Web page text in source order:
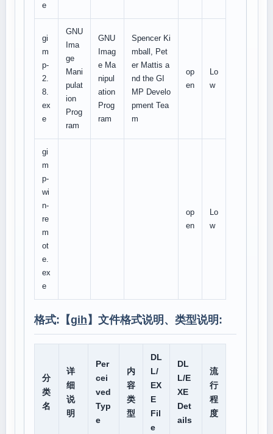
e
gi
m
p-
2.
8.
ex
e
GNU
Ima
ge
Mani
pulat
ion
Prog
ram
GNU
Imag
e Ma
nipul
ation
Prog
ram
Spencer Ki
mball, Pet
er Mattis a
nd the GI
MP Develo
pment Tea
m
op
en
Lo
w
gi
m
p-
wi
n-
re
m
ot
e.
ex
e
op
en
Lo
w
格式:【gih 】文件格式说明、类型说明:
分
类
名
详
细
说
明
Per
cei
ved
Typ
e
内
容
类
型
DL
L/
EX
E
Fil
e
DL
L/E
XE
Det
ails
流
行
程
度